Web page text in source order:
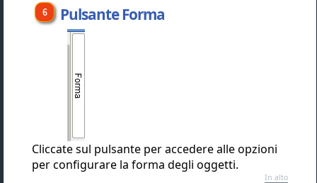
Pulsante Forma
Cliccate sul pulsante per accedere alle opzioni
per configurare la forma degli oggetti.
In alto